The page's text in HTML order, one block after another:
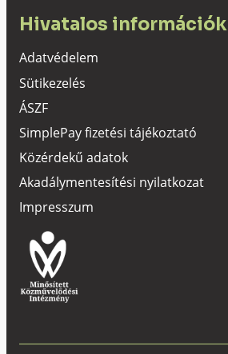
Hivatalos információk
Adatvédelem
Sütikezelés
ÁSZF
SimplePay fizetési tájékoztató
Közérdekű adatok
Akadálymentesítési nyilatkozat
Impresszum